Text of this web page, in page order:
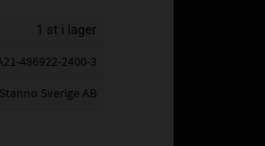
1 st i lager
486922-2400-3
Stanno Sverige AB